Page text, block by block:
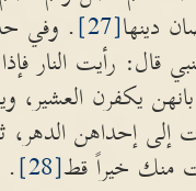
دينها[27]
. وفي
قال: رأيت النار
يكفرن العشير،
إلى إحداهن
منك خيراً قط[28]
.